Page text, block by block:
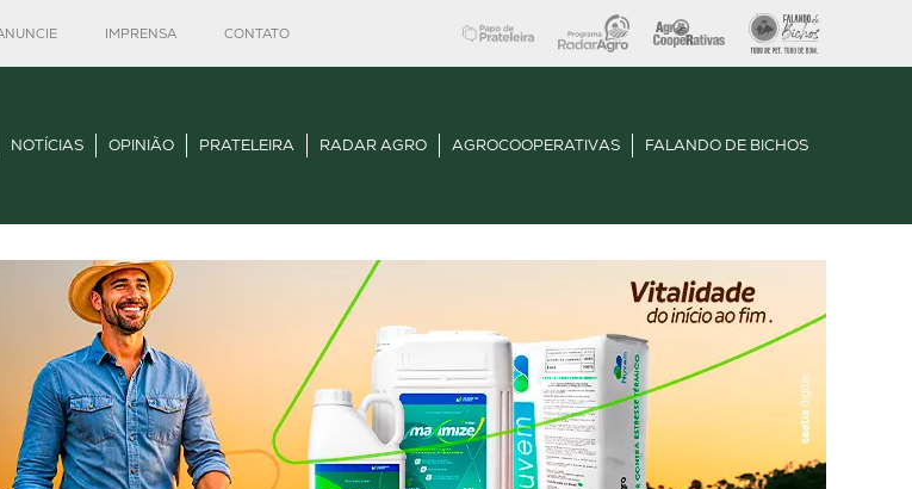
IMPRENSA CONTATO
NOTÍCIAS OPINIÃO PRATELEIRA RADAR AGRO AGROCOOPERATIVAS FALANDO DE BICHOS